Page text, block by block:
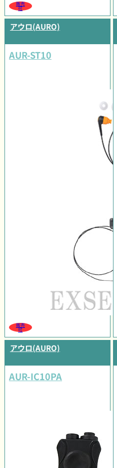
販売
可
アウロ(AURO)
AUR-ST10
販売
可
アウロ(AURO)
AUR-IC10PA